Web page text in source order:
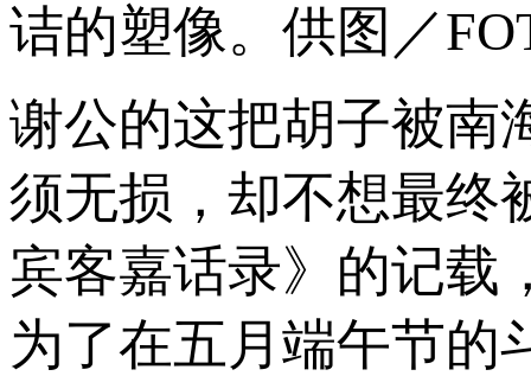
诘的塑像。供图／
谢公的这把胡子被南
须无损，却不想最终
宾客嘉话录》的记载
为了在五月端午节的